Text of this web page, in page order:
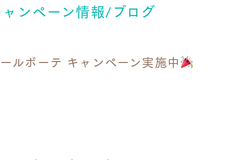
ンペーン情報/ブログ
ルボーテ キャンペーン実施中